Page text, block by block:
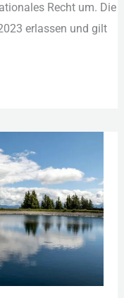
Rec︇ht um. Die︇
erl︇assen und︇ gil︇t